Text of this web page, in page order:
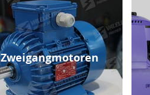
Zweigangmotoren